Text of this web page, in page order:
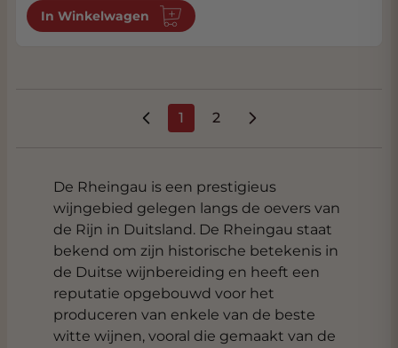
In Winkelwagen
U lees momenteel pagina
1 Pagina
2
De Rheingau is een prestigieus
wijngebied gelegen langs de oevers van
de Rijn in Duitsland. De Rheingau staat
bekend om zijn historische betekenis in
de Duitse wijnbereiding en heeft een
reputatie opgebouwd voor het
produceren van enkele van de beste
witte wijnen, vooral die gemaakt van de